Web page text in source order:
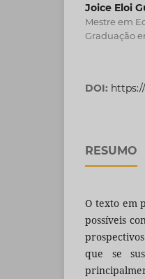
Joice Eloi
Mestre em
Graduação
DOI:
RESUMO
O texto em
possíveis
que se